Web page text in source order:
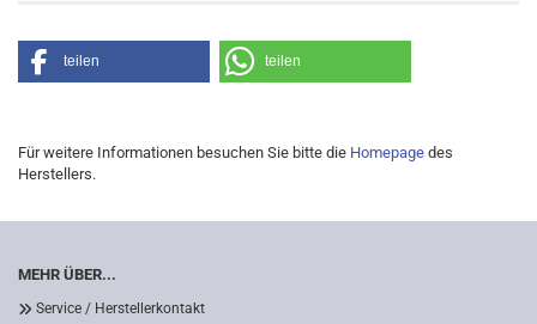
teilen teilen
Für weitere Informationen besuchen Sie bitte die Homepage des
Herstellers.
MEHR ÜBER...
Service / Herstellerkontakt